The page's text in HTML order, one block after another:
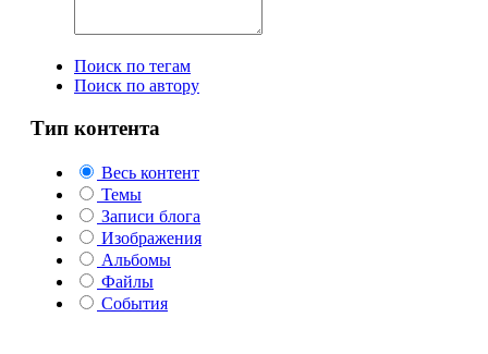
Поиск по тегам
Поиск по автору
Тип контента
Весь контент
Темы
Записи блога
Изображения
Альбомы
Файлы
События